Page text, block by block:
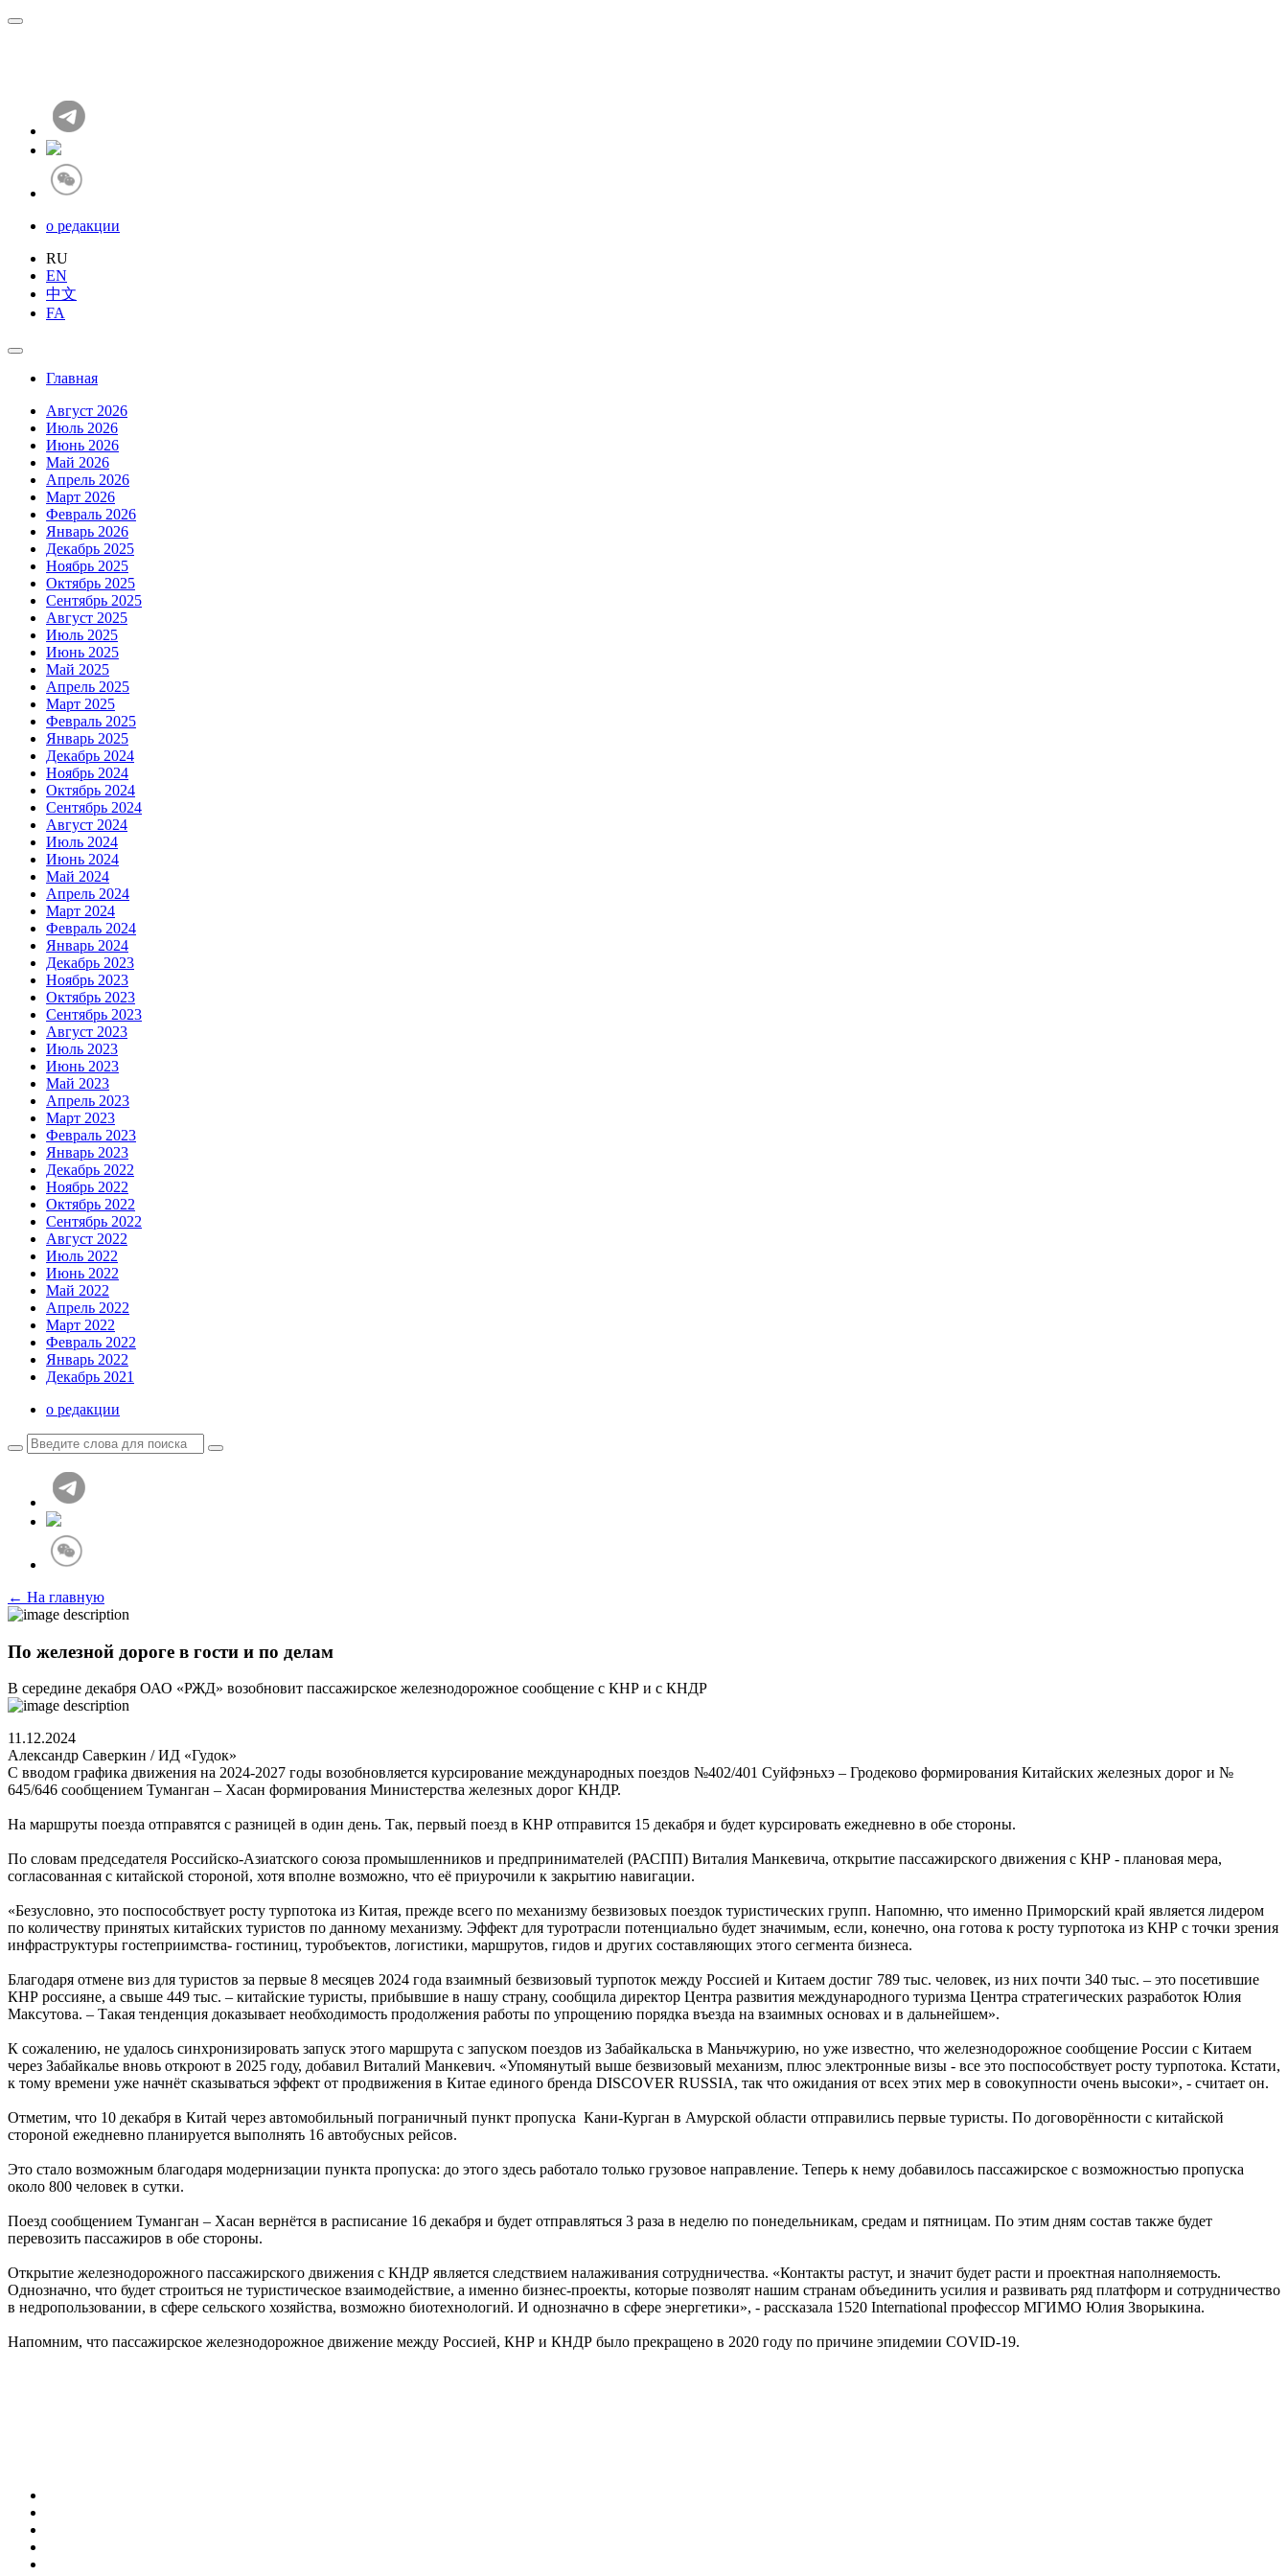
о редакции
RU
EN
中文
FA
Главная
Август 2026
Июль 2026
Июнь 2026
Май 2026
Апрель 2026
Март 2026
Февраль 2026
Январь 2026
Декабрь 2025
Ноябрь 2025
Октябрь 2025
Сентябрь 2025
Август 2025
Июль 2025
Июнь 2025
Май 2025
Апрель 2025
Март 2025
Февраль 2025
Январь 2025
Декабрь 2024
Ноябрь 2024
Октябрь 2024
Сентябрь 2024
Август 2024
Июль 2024
Июнь 2024
Май 2024
Апрель 2024
Март 2024
Февраль 2024
Январь 2024
Декабрь 2023
Ноябрь 2023
Октябрь 2023
Сентябрь 2023
Август 2023
Июль 2023
Июнь 2023
Май 2023
Апрель 2023
Март 2023
Февраль 2023
Январь 2023
Декабрь 2022
Ноябрь 2022
Октябрь 2022
Сентябрь 2022
Август 2022
Июль 2022
Июнь 2022
Май 2022
Апрель 2022
Март 2022
Февраль 2022
Январь 2022
Декабрь 2021
о редакции
← На главную
По железной дороге в гости и по делам
В середине декабря ОАО «РЖД» возобновит пассажирское железнодорожное сообщение с КНР и с КНДР
11.12.2024
Александр Саверкин / ИД «Гудок»
С вводом графика движения на 2024-2027 годы возобновляется курсирование международных поездов №402/401 Суйфэньхэ – Гродеково формирования Китайских железных дорог и №
645/646 сообщением Туманган – Хасан формирования Министерства железных дорог КНДР.
На маршруты поезда отправятся с разницей в один день. Так, первый поезд в КНР отправится 15 декабря и будет курсировать ежедневно в обе стороны.
По словам председателя Российско-Азиатского союза промышленников и предпринимателей (РАСПП) Виталия Манкевича, открытие пассажирского движения с КНР - плановая мера,
согласованная с китайской стороной, хотя вполне возможно, что её приурочили к закрытию навигации.
«Безусловно, это поспособствует росту турпотока из Китая, прежде всего по механизму безвизовых поездок туристических групп. Напомню, что именно Приморский край является лидером
по количеству принятых китайских туристов по данному механизму. Эффект для туротрасли потенциально будет значимым, если, конечно, она готова к росту турпотока из КНР с точки зрения
инфраструктуры гостеприимства- гостиниц, туробъектов, логистики, маршрутов, гидов и других составляющих этого сегмента бизнеса.
Благодаря отмене виз для туристов за первые 8 месяцев 2024 года взаимный безвизовый турпоток между Россией и Китаем достиг 789 тыс. человек, из них почти 340 тыс. – это посетившие
КНР россияне, а свыше 449 тыс. – китайские туристы, прибывшие в нашу страну, сообщила директор Центра развития международного туризма Центра стратегических разработок Юлия
Максутова. – Такая тенденция доказывает необходимость продолжения работы по упрощению порядка въезда на взаимных основах и в дальнейшем».
К сожалению, не удалось синхронизировать запуск этого маршрута с запуском поездов из Забайкальска в Маньчжурию, но уже известно, что железнодорожное сообщение России с Китаем
через Забайкалье вновь откроют в 2025 году, добавил Виталий Манкевич. «Упомянутый выше безвизовый механизм, плюс электронные визы - все это поспособствует росту турпотока. Кстати,
к тому времени уже начнёт сказываться эффект от продвижения в Китае единого бренда DISCOVER RUSSIA, так что ожидания от всех этих мер в совокупности очень высоки», - считает он.
Отметим, что 10 декабря в Китай через автомобильный пограничный пункт пропуска Кани-Курган в Амурской области отправились первые туристы. По договорённости с китайской
стороной ежедневно планируется выполнять 16 автобусных рейсов.
Это стало возможным благодаря модернизации пункта пропуска: до этого здесь работало только грузовое направление. Теперь к нему добавилось пассажирское с возможностью пропуска
около 800 человек в сутки.
Поезд сообщением Туманган – Хасан вернётся в расписание 16 декабря и будет отправляться 3 раза в неделю по понедельникам, средам и пятницам. По этим дням состав также будет
перевозить пассажиров в обе стороны.
Открытие железнодорожного пассажирского движения с КНДР является следствием налаживания сотрудничества. «Контакты растут, и значит будет расти и проектная наполняемость.
Однозначно, что будет строиться не туристическое взаимодействие, а именно бизнес-проекты, которые позволят нашим странам объединить усилия и развивать ряд платформ и сотрудничество
в недропользовании, в сфере сельского хозяйства, возможно биотехнологий. И однозначно в сфере энергетики», - рассказала 1520 International профессор МГИМО Юлия Зворыкина.
Напомним, что пассажирское железнодорожное движение между Россией, КНР и КНДР было прекращено в 2020 году по причине эпидемии COVID-19.